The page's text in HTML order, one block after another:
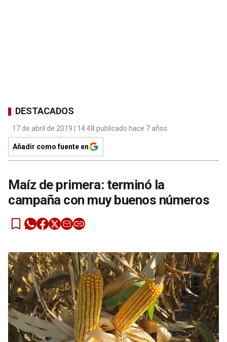
DESTACADOS
17 de abril de 2019 | 14:48 publicado hace 7 años
Añadir como fuente en
Maíz de primera: terminó la
campaña con muy buenos números